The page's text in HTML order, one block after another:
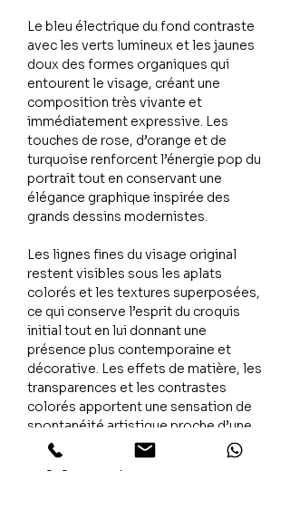
Le bleu électrique du fond contraste
avec les verts lumineux et les jaunes
doux des formes organiques qui
entourent le visage, créant une
composition très vivante et
immédiatement expressive. Les
touches de rose, d’orange et de
turquoise renforcent l’énergie pop du
portrait tout en conservant une
élégance graphique inspirée des
grands dessins modernistes.
Les lignes fines du visage original
restent visibles sous les aplats
colorés et les textures superposées,
ce qui conserve l’esprit du croquis
initial tout en lui donnant une
présence plus contemporaine et
décorative. Les effets de matière, les
transparences et les contrastes
colorés apportent une sensation de
spontanéité artistique proche d’une
œuvre d’atelier revisitée dans un
langage visuel plus actuel.